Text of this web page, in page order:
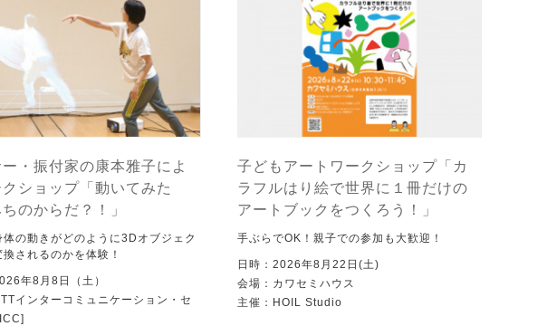
ー・振付家の康本雅子によ
クショップ「動いてみた
のからだ？！」
体の動きがどのように3Dオブジェク
換されるのかを体験！
年8月8日（土）
インターコミュニケーション・セ
子どもアートワークショップ「カ
ラフルはり絵で世界に１冊だけの
アートブックをつくろう！」
手ぶらでOK！親子での参加も大歓迎！
日時：2026年8月22日(土)
会場：カワセミハウス
主催：HOIL Studio